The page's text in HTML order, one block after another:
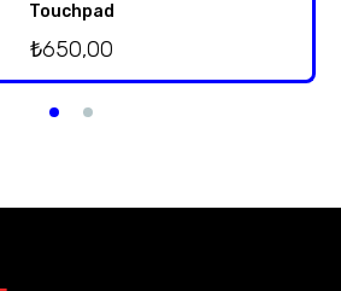
Touchpad
₺650,00